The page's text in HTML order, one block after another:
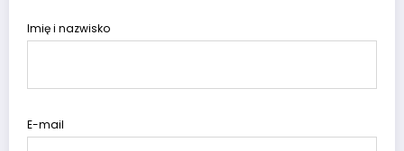
Imię i nazwisko
E-mail